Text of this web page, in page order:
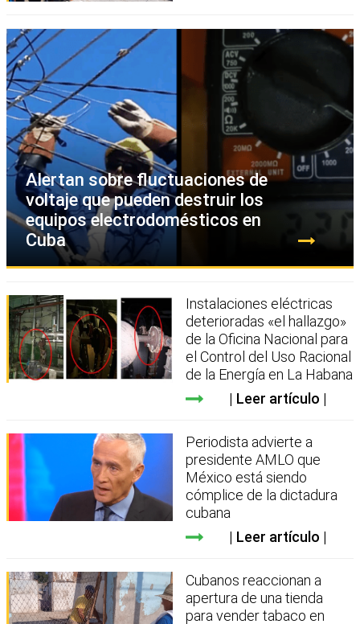
Alertan sobre fluctuaciones de
voltaje que pueden destruir los
equipos electrodomésticos en
Cuba
Instalaciones eléctricas
deterioradas «el hallazgo»
de la Oficina Nacional para
el Control del Uso Racional
de la Energía en La Habana
Leer artículo
Periodista advierte a
presidente AMLO que
México está siendo
cómplice de la dictadura
cubana
Leer artículo
Cubanos reaccionan a
apertura de una tienda
para vender tabaco en